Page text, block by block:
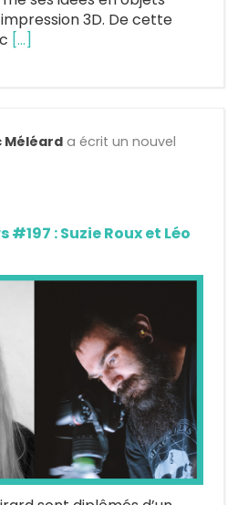
3D. De cette
[…]
Méléard a écrit un nouvel
: Suzie Roux et Léo